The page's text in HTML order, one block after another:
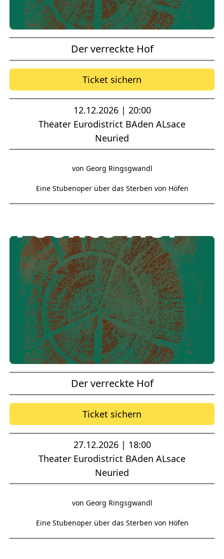
Der verreckte Hof
Ticket sichern
12.12.2026 | 20:00
Theater Eurodistrict BAden ALsace
Neuried
von Georg Ringsgwandl
Eine Stubenoper über das Sterben von Höfen
Der verreckte Hof
Ticket sichern
27.12.2026 | 18:00
Theater Eurodistrict BAden ALsace
Neuried
von Georg Ringsgwandl
Eine Stubenoper über das Sterben von Höfen